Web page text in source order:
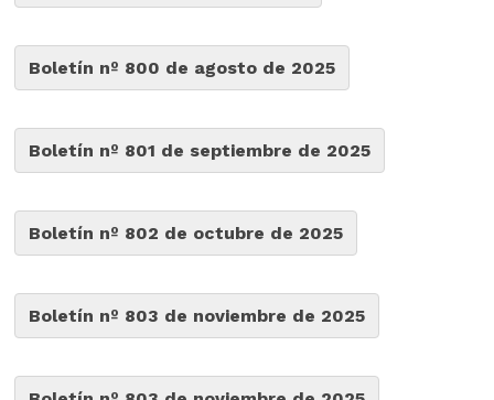
Boletín nº 800 de agosto de 2025
Boletín nº 801 de septiembre de 2025
Boletín nº 802 de octubre de 2025
Boletín nº 803 de noviembre de 2025